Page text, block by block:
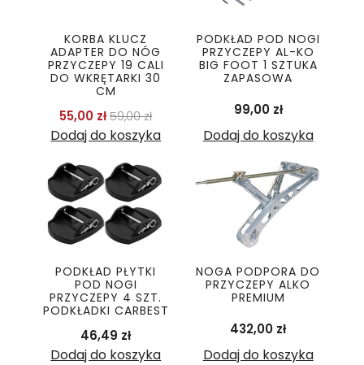
KORBA KLUCZ
ADAPTER DO NÓG
PRZYCZEPY 19 CALI
DO WKRĘTARKI 30
CM
55,00 złCena podstawowa
59,00 złCena
Dodaj do koszyka
PODKŁAD POD NOGI
PRZYCZEPY AL-KO
BIG FOOT 1 SZTUKA
ZAPASOWA
99,00 złCena
Dodaj do koszyka
PODKŁAD PŁYTKI
POD NOGI
PRZYCZEPY 4 SZT.
PODKŁADKI CARBEST
46,49 złCena
Dodaj do koszyka
NOGA PODPORA DO
PRZYCZEPY ALKO
PREMIUM
432,00 złCena
Dodaj do koszyka